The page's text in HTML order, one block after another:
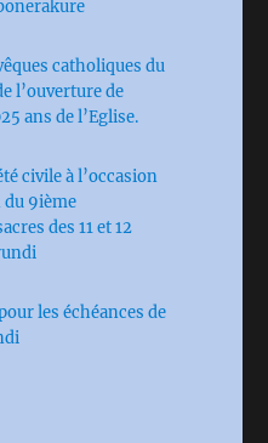
catholiques du
l’ouverture de
ans de l’Eglise.
civile à l’occasion
9ième
des 11 et 12
les échéances de